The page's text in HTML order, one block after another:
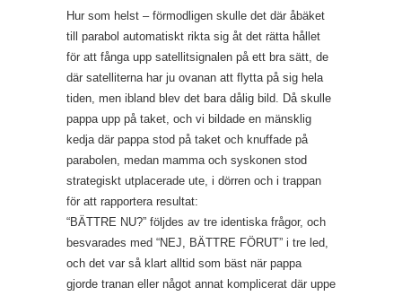
Hur som helst – förmodligen skulle det där åbäket
till parabol automatiskt rikta sig åt det rätta hållet
för att fånga upp satellitsignalen på ett bra sätt, de
där satelliterna har ju ovanan att flytta på sig hela
tiden, men ibland blev det bara dålig bild. Då skulle
pappa upp på taket, och vi bildade en mänsklig
kedja där pappa stod på taket och knuffade på
parabolen, medan mamma och syskonen stod
strategiskt utplacerade ute, i dörren och i trappan
för att rapportera resultat:
“BÄTTRE NU?” följdes av tre identiska frågor, och
besvarades med “NEJ, BÄTTRE FÖRUT” i tre led,
och det var så klart alltid som bäst när pappa
gjorde tranan eller något annat komplicerat där uppe